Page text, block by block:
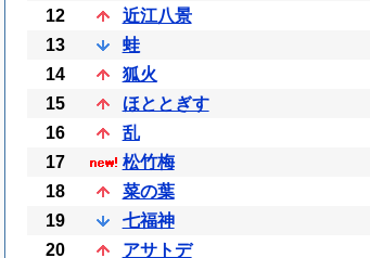
12
近江八景
13
蛙
14
狐火
15
ほととぎす
16
乱
17
松竹梅
18
菜の葉
19
七福神
20
アサトデ